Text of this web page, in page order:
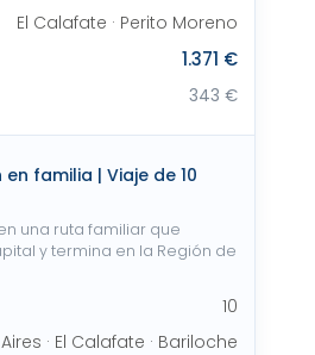
El Calafate · Perito Moreno
1.371 €
343 €
familia | Viaje de 10
una ruta familiar que
y termina en la Región de
10
· El Calafate · Bariloche